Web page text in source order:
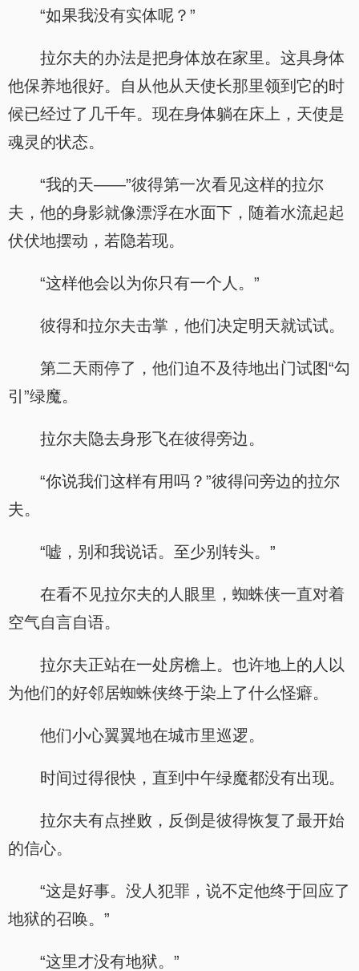
“如果我没有实体呢？”
拉尔夫的办法是把身体放在家里。这具身体
他保养地很好。自从他从天使长那里领到它的时
候已经过了几千年。现在身体躺在床上，天使是
魂灵的状态。
“我的天——”彼得第一次看见这样的拉尔
夫，他的身影就像漂浮在水面下，随着水流起起
伏伏地摆动，若隐若现。
“这样他会以为你只有一个人。”
彼得和拉尔夫击掌，他们决定明天就试试。
第二天雨停了，他们迫不及待地出门试图“勾
引”绿魔。
拉尔夫隐去身形飞在彼得旁边。
“你说我们这样有用吗？”彼得问旁边的拉尔
夫。
“嘘，别和我说话。至少别转头。”
在看不见拉尔夫的人眼里，蜘蛛侠一直对着
空气自言自语。
拉尔夫正站在一处房檐上。也许地上的人以
为他们的好邻居蜘蛛侠终于染上了什么怪癖。
他们小心翼翼地在城市里巡逻。
时间过得很快，直到中午绿魔都没有出现。
拉尔夫有点挫败，反倒是彼得恢复了最开始
的信心。
“这是好事。没人犯罪，说不定他终于回应了
地狱的召唤。”
“这里才没有地狱。”